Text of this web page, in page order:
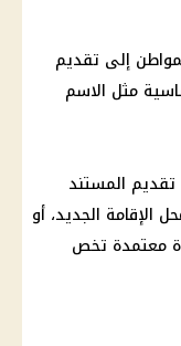
إلى تقديم
مثل الاسم
المستند
الإقامة الجديد، أو
معتمدة تخص